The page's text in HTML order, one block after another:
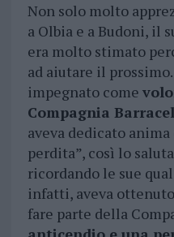
Non solo molto
a Olbia e a Budoni, il
era molto stimato
ad aiutare il
impegnato come
Compagnia
aveva dedicato anima
perdita”, così lo
ricordando le sue
infatti, aveva
fare parte della